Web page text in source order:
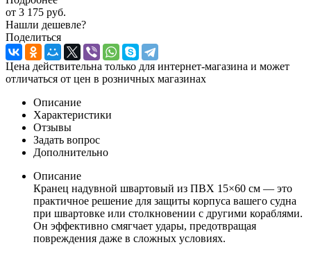
от 3 175 руб.
Нашли дешевле?
Поделиться
Цена действительна только для интернет-магазина и может
отличаться от цен в розничных магазинах
Описание
Характеристики
Отзывы
Задать вопрос
Дополнительно
Описание
Кранец надувной швартовый из ПВХ 15×60 см — это
практичное решение для защиты корпуса вашего судна
при швартовке или столкновении с другими кораблями.
Он эффективно смягчает удары, предотвращая
повреждения даже в сложных условиях.